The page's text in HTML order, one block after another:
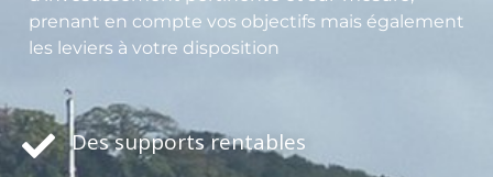
prenant en compte vos objectifs mais également
les leviers à votre disposition
Des supports rentables